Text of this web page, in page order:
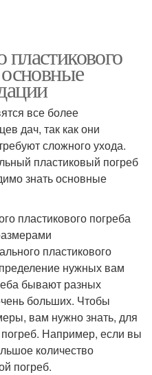
все более
дач, так как они
сложного ухода.
пластиковый погреб
знать основные
пластикового погреба
пластикового
нужных вам
бывают разных
больших. Чтобы
вам нужно знать, для
погреб. Например, если вы
количество
погреб.